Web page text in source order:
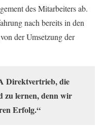
des Mitarbeiters ab.
nach bereits in den
der Umsetzung der
Direktvertrieb, die
zu lernen, denn wir
Erfolg.“